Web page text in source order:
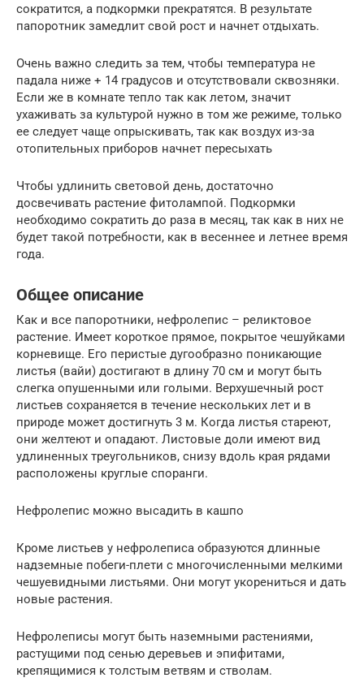
сократится, а подкормки прекратятся. В результате
папоротник замедлит свой рост и начнет отдыхать.
Очень важно следить за тем, чтобы температура не
падала ниже + 14 градусов и отсутствовали сквозняки.
Если же в комнате тепло так как летом, значит
ухаживать за культурой нужно в том же режиме, только
ее следует чаще опрыскивать, так как воздух из-за
отопительных приборов начнет пересыхать
Чтобы удлинить световой день, достаточно
досвечивать растение фитолампой. Подкормки
необходимо сократить до раза в месяц, так как в них не
будет такой потребности, как в весеннее и летнее время
года.
Общее описание
Как и все папоротники, нефролепис – реликтовое
растение. Имеет короткое прямое, покрытое чешуйками
корневище. Его перистые дугообразно поникающие
листья (вайи) достигают в длину 70 см и могут быть
слегка опушенными или голыми. Верхушечный рост
листьев сохраняется в течение нескольких лет и в
природе может достигнуть 3 м. Когда листья стареют,
они желтеют и опадают. Листовые доли имеют вид
удлиненных треугольников, снизу вдоль края рядами
расположены круглые споранги.
Нефролепис можно высадить в кашпо
Кроме листьев у нефролеписа образуются длинные
надземные побеги-плети с многочисленными мелкими
чешуевидными листьями. Они могут укорениться и дать
новые растения.
Нефролеписы могут быть наземными растениями,
растущими под сенью деревьев и эпифитами,
крепящимися к толстым ветвям и стволам.